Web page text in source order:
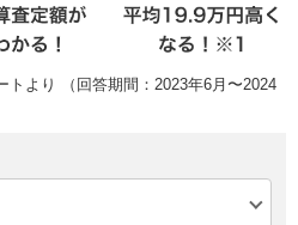
トより （回答期間：2023年6月〜2024